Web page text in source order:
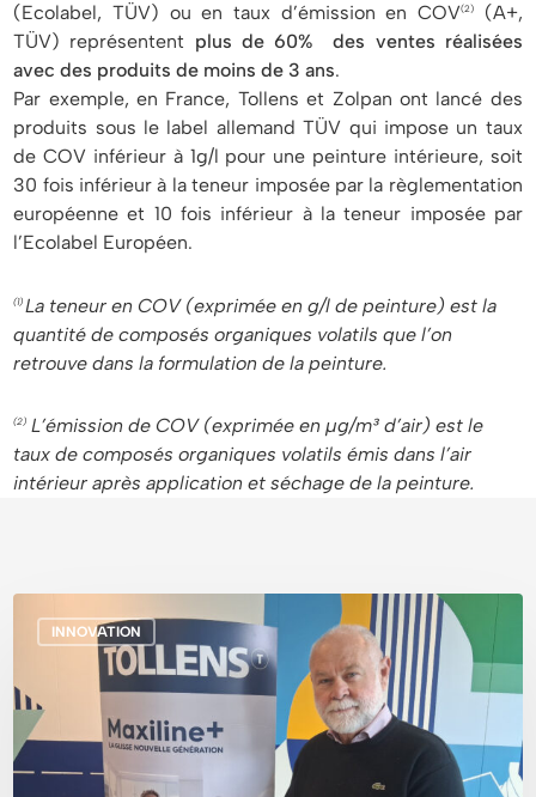
(Ecolabel, TÜV) ou en taux d’émission en COV(2)
(A+,
TÜV) représentent plus de 60% des ventes réalisées
avec des produits de moins de 3 ans.
Par exemple, en France, Tollens et Zolpan ont lancé des
produits sous le label allemand TÜV qui impose un taux
de COV inférieur à 1g/l pour une peinture intérieure, soit
30 fois inférieur à la teneur imposée par la règlementation
européenne et 10 fois inférieur à la teneur imposée par
l’Ecolabel Européen.
(1) La teneur en COV (exprimée en g/l de peinture) est la
quantité de composés organiques volatils que l’on
retrouve dans la formulation de la peinture.
(2) L’émission de COV (exprimée en µg/m³ d’air) est le
taux de composés organiques volatils émis dans l’air
intérieur après application et séchage de la peinture.
INNOVATION
:
Des
pneus